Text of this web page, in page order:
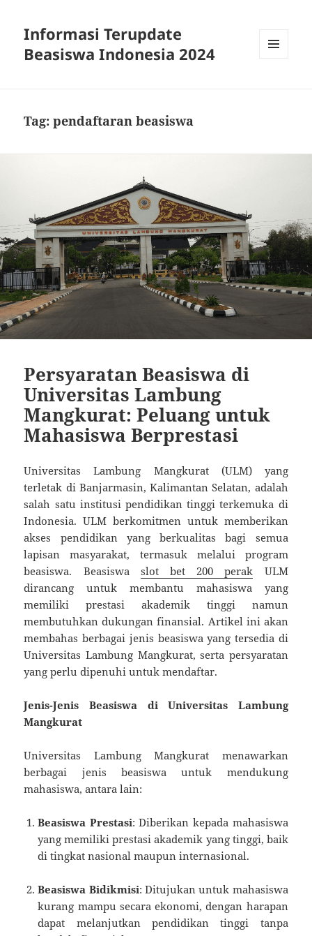
Informasi Terupdate
Beasiswa Indonesia 2024
Tag:pendaftaran beasiswa
Persyaratan Beasiswa di
Universitas Lambung
Mangkurat: Peluang untuk
Mahasiswa Berprestasi
Universitas Lambung Mangkurat (ULM) yang
terletak di Banjarmasin, Kalimantan Selatan, adalah
salah satu institusi pendidikan tinggi terkemuka di
Indonesia. ULM berkomitmen untuk memberikan
akses pendidikan yang berkualitas bagi semua
lapisan masyarakat, termasuk melalui program
beasiswa. Beasiswa slot bet 200 perak ULM
dirancang untuk membantu mahasiswa yang
memiliki prestasi akademik tinggi namun
membutuhkan dukungan finansial. Artikel ini akan
membahas berbagai jenis beasiswa yang tersedia di
Universitas Lambung Mangkurat, serta persyaratan
yang perlu dipenuhi untuk mendaftar.
Jenis-Jenis Beasiswa di Universitas Lambung
Mangkurat
Universitas Lambung Mangkurat menawarkan
berbagai jenis beasiswa untuk mendukung
mahasiswa, antara lain:
Beasiswa Prestasi: Diberikan kepada mahasiswa
yang memiliki prestasi akademik yang tinggi, baik
di tingkat nasional maupun internasional.
Beasiswa Bidikmisi: Ditujukan untuk mahasiswa
kurang mampu secara ekonomi, dengan harapan
dapat melanjutkan pendidikan tinggi tanpa